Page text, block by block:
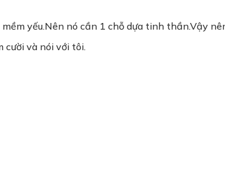
yếu.Nên nó cần 1 chỗ dựa tinh thần.Vậy
cười và nói với tôi.